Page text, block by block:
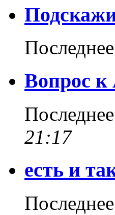
Вопрос
21:17
есть и